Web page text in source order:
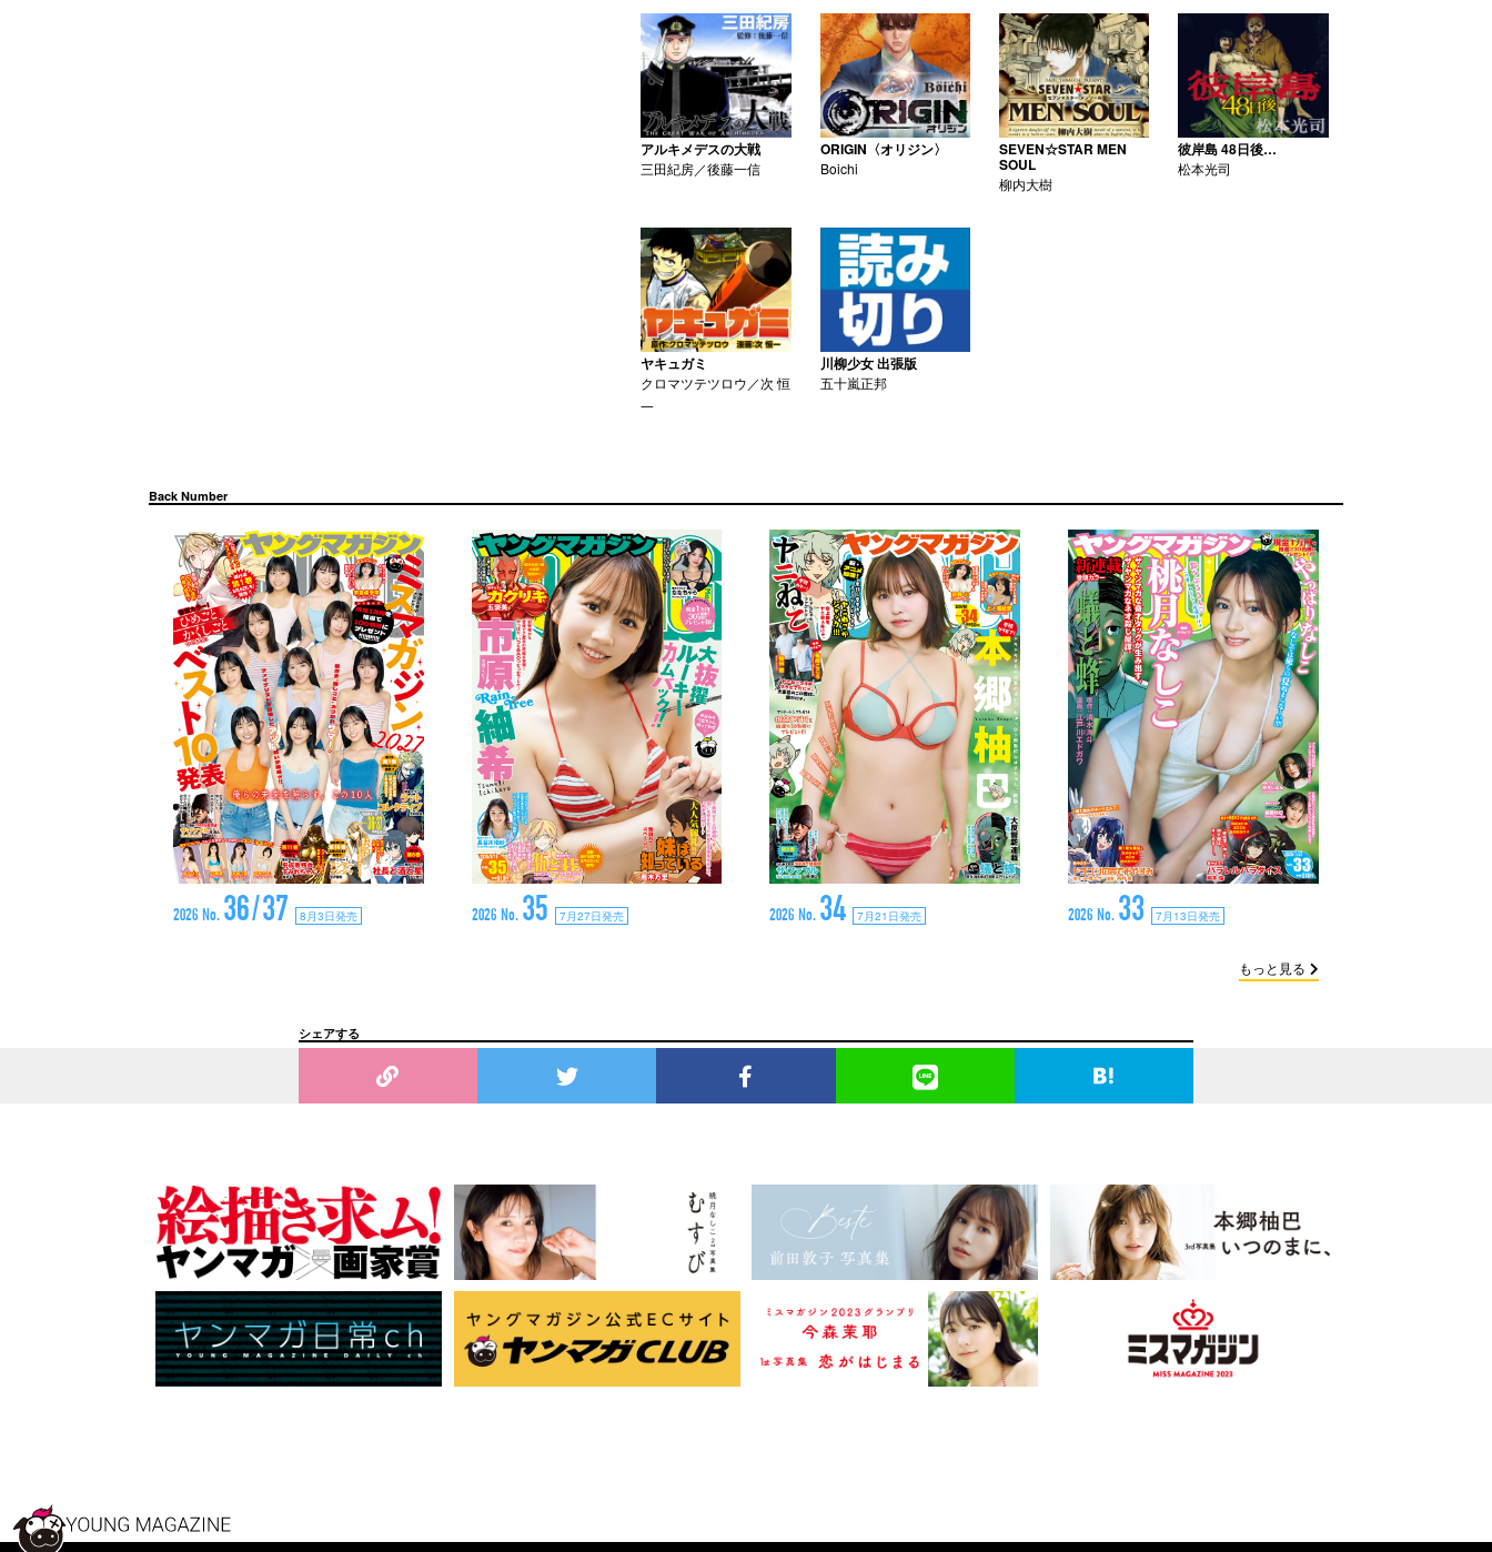
アルキメデスの大戦
三田紀房／後藤一信
ORIGIN〈オリジン〉
Boichi
SEVEN☆STAR MEN
SOUL
柳内大樹
彼岸島 48日後…
松本光司
ヤキュガミ
クロマツテツロウ／次 恒
一
川柳少女 出張版
五十嵐正邦
Back Number
2026 No. 36/37 8月3日発売 2026 No. 35 7月27日発売 2026 No. 34 7月21日発売 2026 No. 33 7月13日発売
もっと見る
シェアする